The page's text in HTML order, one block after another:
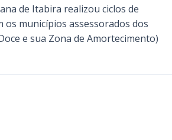
de Itabira realizou ciclos de
os municípios assessorados dos
e sua Zona de Amortecimento)